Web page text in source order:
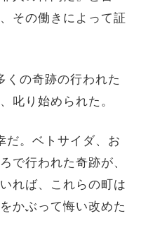
その働きによって証
くの奇跡の行われた
叱り始められた。
だ。ベトサイダ、お
で行われた奇跡が、
れば、これらの町は
かぶって悔い改めた